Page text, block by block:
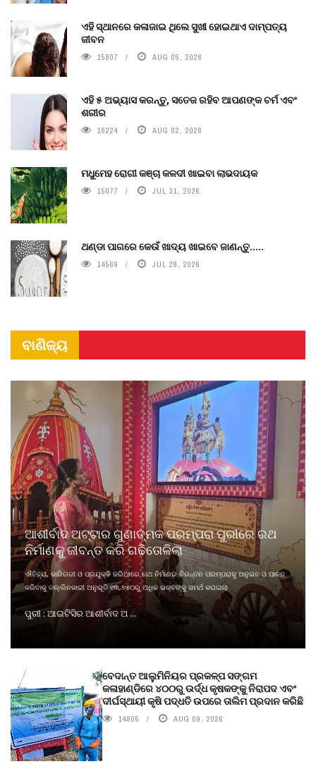
ଏହି ସ୍ଥାନରେ କଳାଜାଇ ଥିଲେ ସୁଖୀ ହୋଇଥାଏ ଦାମ୍ପତ୍ୟ
ଜୀବନ
15807 AUG 05, 2026
ଏହି ୫ ଅଭ୍ୟାସ କରନ୍ତୁ, ସତେଜ ରହିବ ଆପଣଙ୍କ ଚର୍ମ ଏବଂ
ଶରୀର
16224 AUG 02, 2026
ମଧୁମେହ ରୋଗୀ କଞ୍ଚା କଳଦୀ ଖାଇବା ଲାଭଦାୟକ
15077 JUL 31, 2026
ଥଣ୍ଡା ପାଗରେ କେଉଁ ଖାଦ୍ୟ ଖାଇବେ ଜାଣନ୍ତୁ.....
14569 JUL 28, 2026
ବାଣିଜ୍ୟ
ଆଶୀର୍ବାଦ ଅଟ୍ଟାର ଗୁଣାତ୍ମକ ପରମ୍ପରା ପୁରୀରେ ରଥ
ନିର୍ମାଣକୁ ଜୀବନ୍ତ କରି ଗଢିତୋଳିଲା
ଐତିହ୍ୟ, କାରିଗରୀ ଓ ପ୍ରଯୁକ୍ତି ଜରିଆରେ ଋଥ ନିର୍ମାଣର ଚିରନ୍ତନ ପରମ୍ପରାକୁ ଅନୁଭବ ଓ ପାଳନ
କରିବାକୁ ତଲ୍ଲିନକାରୀ ଅନୁଭୂତି ୧୩,୭୫୦ରୁ ଅଧିକ ଭକ୍ତଙ୍କୁ ସମର୍ଥ କରାଇଲା
ପୁରୀ : ଆଇଟିସିର ଆଶୀର୍ବାଦ ଅ ...
ବେଦାନ୍ତ ଆଲୁମିନିୟର ପ୍ରକଳ୍ପ ସଙ୍ଗମ
କଳାହାଣ୍ଡିରେ ୪୦୦ରୁ ଉର୍ଦ୍ଧ କୃଷକଙ୍କୁ ନିରାପଦ ଏବଂ
ଦୀର୍ଘସ୍ଥାୟୀ କୃଷି ପଦ୍ଧତି ଉପରେ ତାଲିମ ପ୍ରଦାନ କରିଛି
14805 AUG 09, 2026